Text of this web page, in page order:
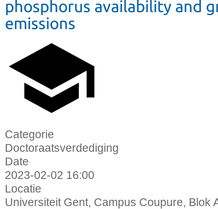
phosphorus availability and
emissions
Categorie
Doctoraatsverdediging
Date
2023-02-02 16:00
Locatie
Universiteit Gent, Campus Coupure, Blok